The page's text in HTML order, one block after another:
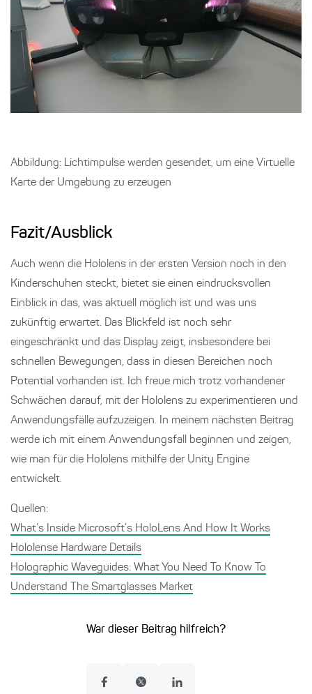
Abbildung: Lichtimpulse werden gesendet, um eine Virtuelle
Karte der Umgebung zu erzeugen
Fazit/Ausblick
Auch wenn die Hololens in der ersten Version noch in den
Kinderschuhen steckt, bietet sie einen eindrucksvollen
Einblick in das, was aktuell möglich ist und was uns
zukünftig erwartet. Das Blickfeld ist noch sehr
eingeschränkt und das Display zeigt, insbesondere bei
schnellen Bewegungen, dass in diesen Bereichen noch
Potential vorhanden ist. Ich freue mich trotz vorhandener
Schwächen darauf, mit der Hololens zu experimentieren und
Anwendungsfälle aufzuzeigen. In meinem nächsten Beitrag
werde ich mit einem Anwendungsfall beginnen und zeigen,
wie man für die Hololens mithilfe der Unity Engine
entwickelt.
Quellen:
What’s Inside Microsoft’s HoloLens And How It Works
Hololense Hardware Details
Holographic Waveguides: What You Need To Know To
Understand The Smartglasses Market
War dieser Beitrag hilfreich?